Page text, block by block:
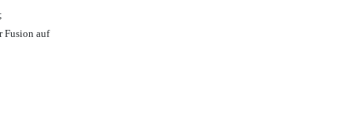
Fusion auf